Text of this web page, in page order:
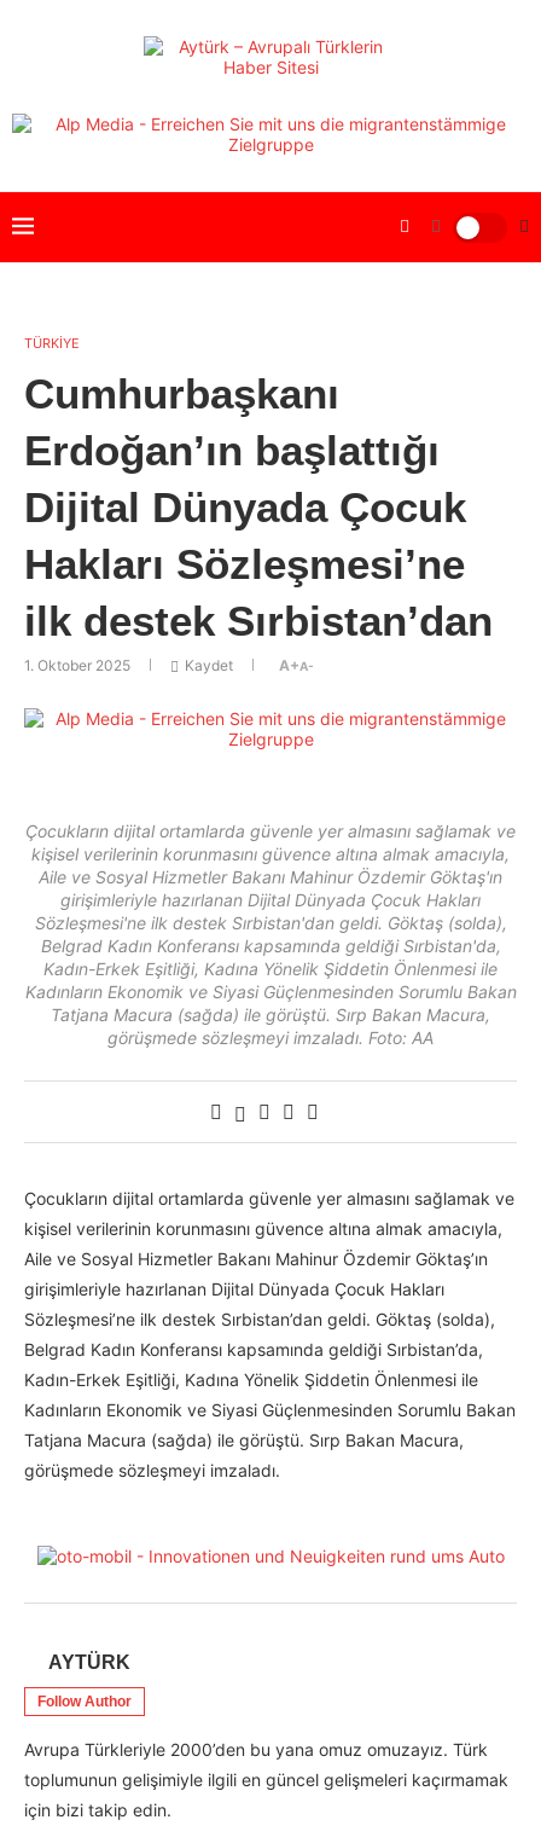
TÜRKİYE
Cumhurbaşkanı
Erdoğan’ın başlattığı
Dijital Dünyada Çocuk
Hakları Sözleşmesi’ne
ilk destek Sırbistan’dan
1. Oktober 2025 Kaydet A+A-
Çocukların dijital ortamlarda güvenle yer almasını sağlamak ve
kişisel verilerinin korunmasını güvence altına almak amacıyla,
Aile ve Sosyal Hizmetler Bakanı Mahinur Özdemir Göktaş'ın
girişimleriyle hazırlanan Dijital Dünyada Çocuk Hakları
Sözleşmesi'ne ilk destek Sırbistan'dan geldi. Göktaş (solda),
Belgrad Kadın Konferansı kapsamında geldiği Sırbistan'da,
Kadın-Erkek Eşitliği, Kadına Yönelik Şiddetin Önlenmesi ile
Kadınların Ekonomik ve Siyasi Güçlenmesinden Sorumlu Bakan
Tatjana Macura (sağda) ile görüştü. Sırp Bakan Macura,
görüşmede sözleşmeyi imzaladı. Foto: AA
Çocukların dijital ortamlarda güvenle yer almasını sağlamak ve
kişisel verilerinin korunmasını güvence altına almak amacıyla,
Aile ve Sosyal Hizmetler Bakanı Mahinur Özdemir Göktaş’ın
girişimleriyle hazırlanan Dijital Dünyada Çocuk Hakları
Sözleşmesi’ne ilk destek Sırbistan’dan geldi. Göktaş (solda),
Belgrad Kadın Konferansı kapsamında geldiği Sırbistan’da,
Kadın-Erkek Eşitliği, Kadına Yönelik Şiddetin Önlenmesi ile
Kadınların Ekonomik ve Siyasi Güçlenmesinden Sorumlu Bakan
Tatjana Macura (sağda) ile görüştü. Sırp Bakan Macura,
görüşmede sözleşmeyi imzaladı.
AYTÜRK
Follow Author
Avrupa Türkleriyle 2000’den bu yana omuz omuzayız. Türk
toplumunun gelişimiyle ilgili en güncel gelişmeleri kaçırmamak
için bizi takip edin.